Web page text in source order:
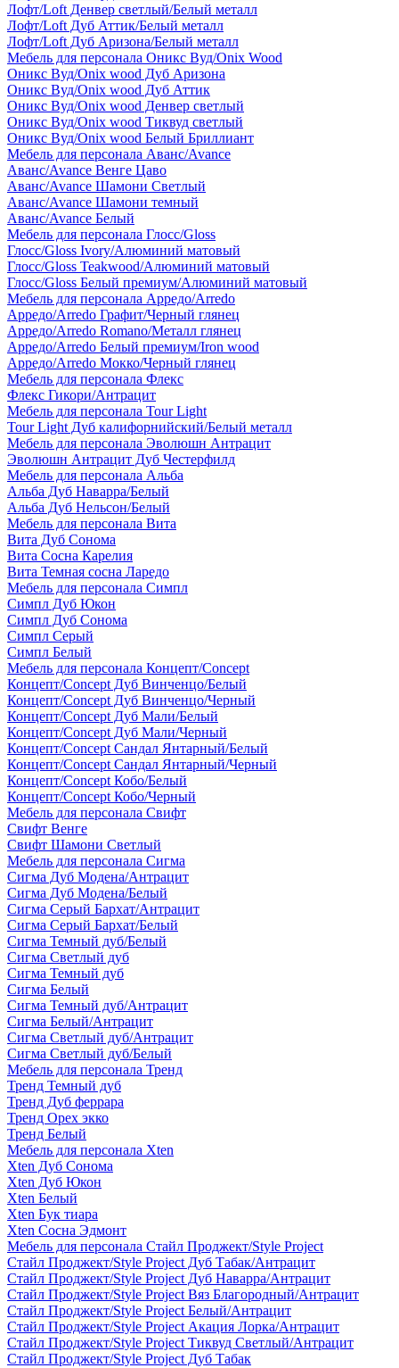
Лофт/Loft Денвер светлый/Белый металл
Лофт/Loft Дуб Аттик/Белый металл
Лофт/Loft Дуб Аризона/Белый металл
Мебель для персонала Оникс Вуд/Onix Wood
Оникс Вуд/Onix wood Дуб Аризона
Оникс Вуд/Onix wood Дуб Аттик
Оникс Вуд/Onix wood Денвер светлый
Оникс Вуд/Onix wood Тиквуд светлый
Оникс Вуд/Onix wood Белый Бриллиант
Мебель для персонала Аванс/Avance
Аванс/Avance Венге Цаво
Аванс/Avance Шамони Светлый
Аванс/Avance Шамони темный
Аванс/Avance Белый
Мебель для персонала Глосс/Gloss
Глосс/Gloss Ivory/Алюминий матовый
Глосс/Gloss Teakwood/Алюминий матовый
Глосс/Gloss Белый премиум/Алюминий матовый
Мебель для персонала Арредо/Arredo
Арредо/Arredo Графит/Черный глянец
Арредо/Arredo Romano/Металл глянец
Арредо/Arredo Белый премиум/Iron wood
Арредо/Arredo Мокко/Черный глянец
Мебель для персонала Флекс
Флекс Гикори/Антрацит
Мебель для персонала Tour Light
Tour Light Дуб калифорнийский/Белый металл
Мебель для персонала Эволюшн Антрацит
Эволюшн Антрацит Дуб Честерфилд
Мебель для персонала Альба
Альба Дуб Наварра/Белый
Альба Дуб Нельсон/Белый
Мебель для персонала Вита
Вита Дуб Сонома
Вита Сосна Карелия
Вита Темная сосна Ларедо
Мебель для персонала Симпл
Симпл Дуб Юкон
Симпл Дуб Сонома
Симпл Серый
Симпл Белый
Мебель для персонала Концепт/Concept
Концепт/Concept Дуб Винченцо/Белый
Концепт/Concept Дуб Винченцо/Черный
Концепт/Concept Дуб Мали/Белый
Концепт/Concept Дуб Мали/Черный
Концепт/Concept Сандал Янтарный/Белый
Концепт/Concept Сандал Янтарный/Черный
Концепт/Concept Кобо/Белый
Концепт/Concept Кобо/Черный
Мебель для персонала Свифт
Свифт Венге
Свифт Шамони Светлый
Мебель для персонала Сигма
Сигма Дуб Модена/Антрацит
Сигма Дуб Модена/Белый
Сигма Серый Бархат/Антрацит
Сигма Серый Бархат/Белый
Сигма Темный дуб/Белый
Сигма Светлый дуб
Сигма Темный дуб
Сигма Белый
Сигма Темный дуб/Антрацит
Сигма Белый/Антрацит
Сигма Светлый дуб/Антрацит
Сигма Светлый дуб/Белый
Мебель для персонала Тренд
Тренд Темный дуб
Тренд Дуб феррара
Тренд Орех экко
Тренд Белый
Мебель для персонала Xten
Xten Дуб Сонома
Xten Дуб Юкон
Xten Белый
Xten Бук тиара
Xten Сосна Эдмонт
Мебель для персонала Стайл Проджект/Style Project
Стайл Проджект/Style Project Дуб Табак/Антрацит
Стайл Проджект/Style Project Дуб Наварра/Антрацит
Стайл Проджект/Style Project Вяз Благородный/Антрацит
Стайл Проджект/Style Project Белый/Антрацит
Стайл Проджект/Style Project Акация Лорка/Антрацит
Стайл Проджект/Style Project Тиквуд Светлый/Антрацит
Стайл Проджект/Style Project Дуб Табак